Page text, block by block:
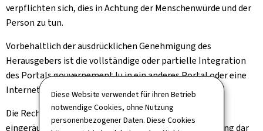
Diese Website verwendet für ihren Betrieb
notwendige Cookies, ohne Nutzung
personenbezogener Daten. Diese Cookies
verpflichten sich, dies in Achtung der Menschenwürde und der
Person zu tun.
Vorbehaltlich der ausdrücklichen Genehmigung des
Herausgebers ist die vollständige oder partielle Integration
des Portals gouvernement.lu in ein anderes Portal oder eine
Internetseite untersagt.
Die Rechte, die Ihnen oben implizit oder ausdrücklich
eingeräumt wurden, stellen eine Nutzungsgenehmigung dar